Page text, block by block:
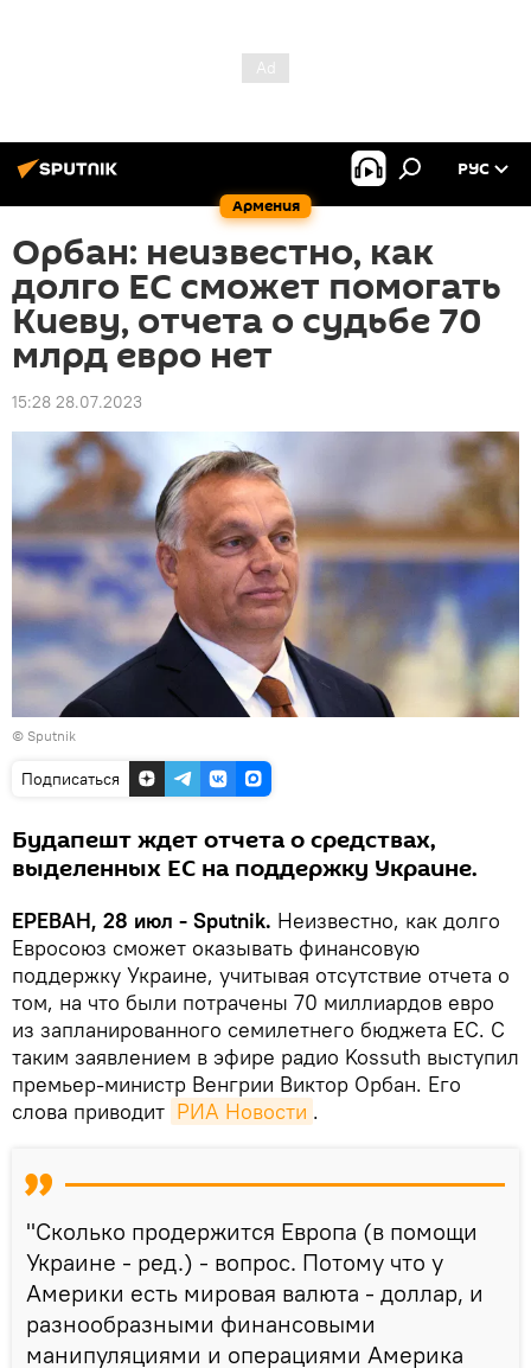
Армения
РУС
Орбан: неизвестно, как
долго ЕС сможет помогать
Киеву, отчета о судьбе 70
млрд евро нет
15:28 28.07.2023
© Sputnik
Подписаться
Будапешт ждет отчета о средствах,
выделенных ЕС на поддержку Украине.
ЕРЕВАН, 28 июл - Sputnik. Неизвестно, как долго
Евросоюз сможет оказывать финансовую
поддержку Украине, учитывая отсутствие отчета о
том, на что были потрачены 70 миллиардов евро
из запланированного семилетнего бюджета ЕС. С
таким заявлением в эфире радио Kossuth выступил
премьер-министр Венгрии Виктор Орбан. Его
слова приводит РИА Новости .
"Сколько продержится Европа (в помощи
Украине - ред.) - вопрос. Потому что у
Америки есть мировая валюта - доллар, и
разнообразными финансовыми
манипуляциями и операциями Америка